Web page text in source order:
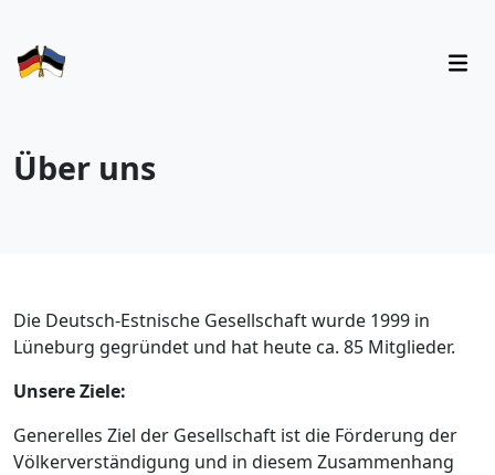
Über uns
Die Deutsch-Estnische Gesellschaft wurde 1999 in
Lüneburg gegründet und hat heute ca. 85 Mitglieder.
Unsere Ziele:
Generelles Ziel der Gesellschaft ist die Förderung der
Völkerverständigung und in diesem Zusammenhang